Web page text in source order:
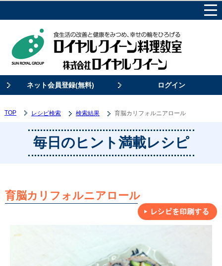
ログイン
ネット会員登録(無料)
TOP レシピ検索 検索結果 育脳カリフォルニアロール
毎日のヒント満載レシピ
育脳カリフォルニアロール